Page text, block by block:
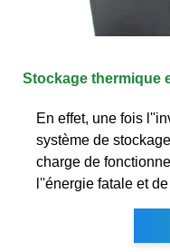
Stockage thermique
En effet, une fois
système de
charge de
l''énergie fatale et